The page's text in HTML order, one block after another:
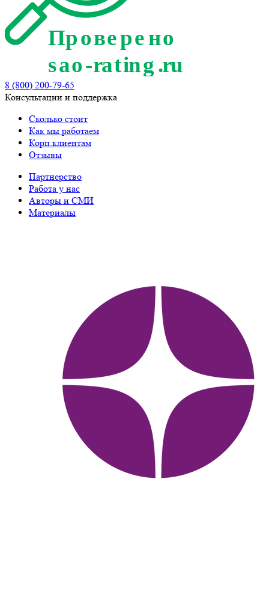
8 (800) 200-79-65
Консультации и поддержка
Сколько стоит
Как мы работаем
Корп.клиентам
Отзывы
Партнерство
Работа у нас
Авторы и СМИ
Материалы